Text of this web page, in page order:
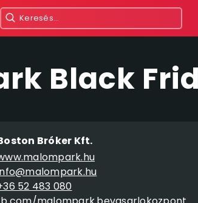
Black
Bróker Kft.
52 483 080